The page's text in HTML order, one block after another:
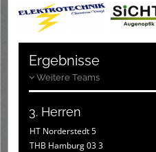
Ergebnisse
Weitere Teams
3. Herren
HT Norderstedt 5
THB Hamburg 03 3